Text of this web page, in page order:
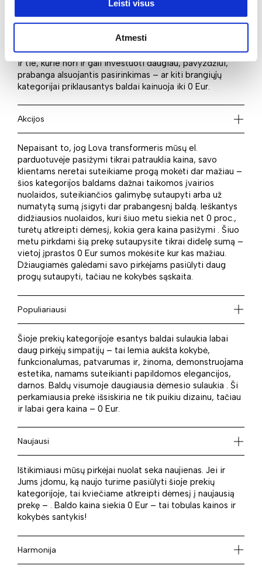
Leisti visus
Atmesti
Renkantis baldus neabejotinai vienas iš pasirinkimo
kriterijų yra kaina. Ieškantiems ekonomiško varianto tikrai
kainos ir kokybės santykis leis svajonių baldus išsirinkti
norintiems mokėti pigiau. Tiesa, didelį pasirinkimą turės
ir tie, kurie nori ir gali investuoti daugiau, pavyzdžiui,
prabanga alsuojantis pasirinkimas – ar kiti brangiųjų
kategorijai priklausantys baldai kainuoja iki 0 Eur.
Akcijos
Nepaisant to, jog Lova transformeris mūsų el.
parduotuvėje pasižymi tikrai patrauklia kaina, savo
klientams neretai suteikiame progą mokėti dar mažiau –
šios kategorijos baldams dažnai taikomos įvairios
nuolaidos, suteikiančios galimybę sutaupyti arba už
numatytą sumą įsigyti dar prabangesnį baldą. Ieškantys
didžiausios nuolaidos, kuri šiuo metu siekia net 0 proc.,
turėtų atkreipti dėmesį, kokia gera kaina pasižymi . Šiuo
metu pirkdami šią prekę sutaupysite tikrai didelę sumą –
vietoj įprastos 0 Eur sumos mokėsite kur kas mažiau.
Džiaugiamės galėdami savo pirkėjams pasiūlyti daug
progų sutaupyti, tačiau ne kokybės sąskaita.
Populiariausi
Šioje prekių kategorijoje esantys baldai sulaukia labai
daug pirkėjų simpatijų – tai lemia aukšta kokybė,
funkcionalumas, patvarumas ir, žinoma, demonstruojama
estetika, namams suteikianti papildomos elegancijos,
darnos. Baldų visumoje daugiausia dėmesio sulaukia . Ši
perkamiausia prekė išsiskiria ne tik puikiu dizainu, tačiau
ir labai gera kaina – 0 Eur.
Naujausi
Ištikimiausi mūsų pirkėjai nuolat seka naujienas. Jei ir
Jums įdomu, ką naujo turime pasiūlyti šioje prekių
kategorijoje, tai kviečiame atkreipti dėmesį į naujausią
prekę – . Baldo kaina siekia 0 Eur – tai tobulas kainos ir
kokybės santykis!
Harmonija